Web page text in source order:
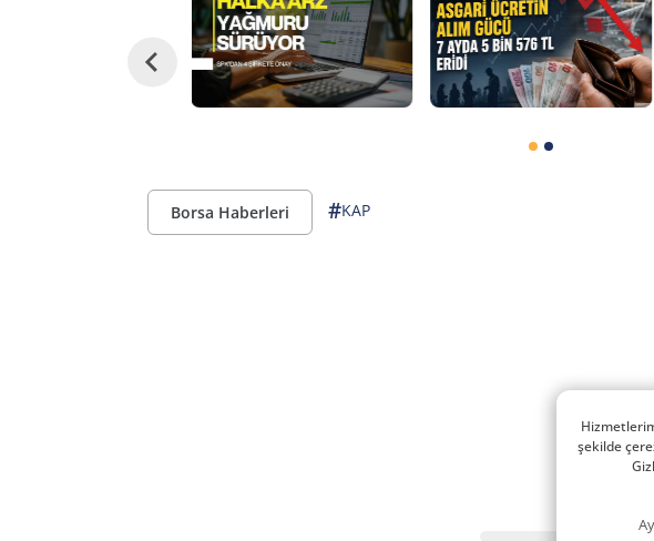
Borsa Haberleri #KAP
şekilde